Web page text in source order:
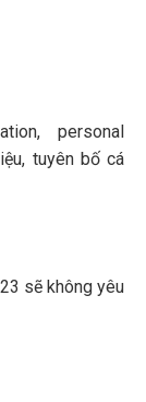
personal
tuyên bố cá
sẽ không yêu